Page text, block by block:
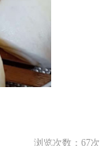
浏览次数： 67次